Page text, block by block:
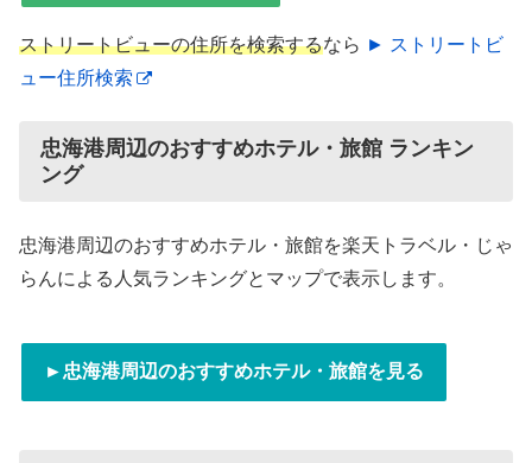
ストリートビューの住所を検索するなら ► ストリートビ
ュー住所検索
忠海港周辺のおすすめホテル・旅館 ランキン
ング
忠海港周辺のおすすめホテル・旅館を楽天トラベル・じゃ
らんによる人気ランキングとマップで表示します。
►忠海港周辺のおすすめホテル・旅館を見る